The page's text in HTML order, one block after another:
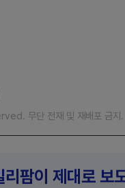
무단 전재 및 재배포 금지.
팜이 제대로 보